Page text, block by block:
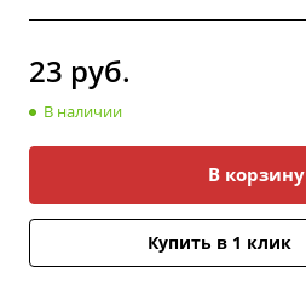
23 руб.
В наличии
В корзину
Купить в 1 клик